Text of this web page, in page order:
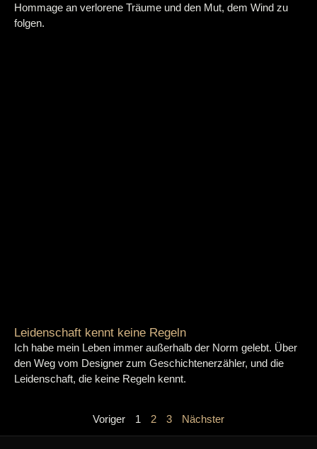
Hommage an verlorene Träume und den Mut, dem Wind zu
folgen.
Leidenschaft kennt keine Regeln
Ich habe mein Leben immer außerhalb der Norm gelebt. Über
den Weg vom Designer zum Geschichtenerzähler, und die
Leidenschaft, die keine Regeln kennt.
Voriger 1 2 3 Nächster